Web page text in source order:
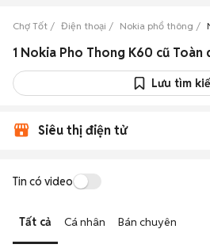
Chợ Tốt Điện thoại Nokia phổ thông
1 Nokia Pho Thong K60 cũ Toàn
Lưu tìm
Siêu thị điện tử
Tin có video
Tất cả Cá nhân Bán chuyên